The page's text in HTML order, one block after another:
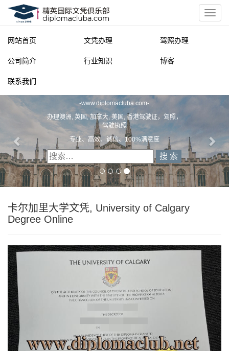
网站首页 文凭办理 驾照办理
公司简介 行业知识 博客
联系我们
-www.diplomacluba.com-
办理澳洲, 英国, 加拿大, 美国, 香港驾驶证，驾照，
驾驶执照
专业、高效、诚信、100%满意度
卡尔加里大学文凭, University of Calgary
Degree Online